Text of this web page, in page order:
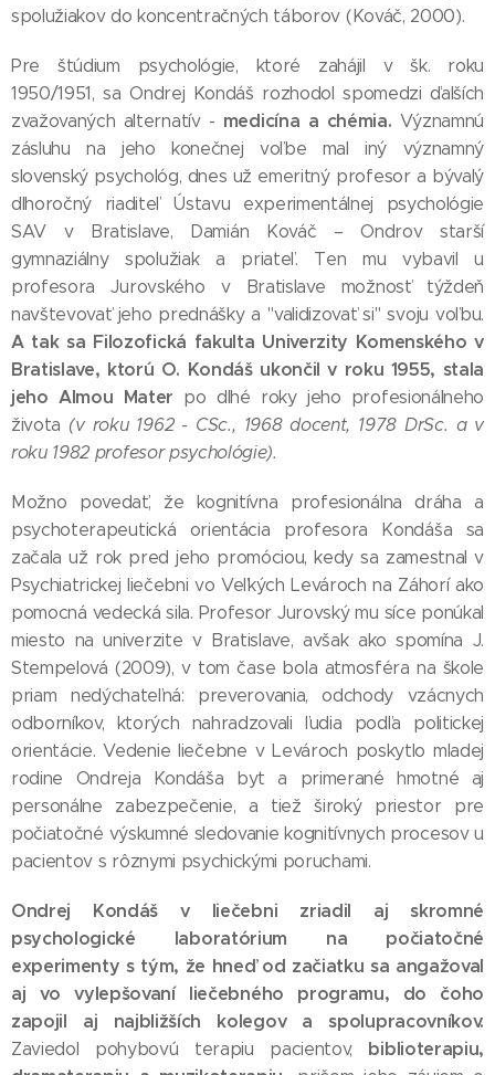
spolužiakov do koncentračných táborov (Kováč, 2000).
Pre štúdium psychológie, ktoré zahájil v šk. roku
1950/1951, sa Ondrej Kondáš rozhodol spomedzi ďalších
zvažovaných alternatív - medicína a chémia. Významnú
zásluhu na jeho konečnej voľbe mal iný významný
slovenský psychológ, dnes už emeritný profesor a bývalý
dlhoročný riaditeľ Ústavu experimentálnej psychológie
SAV v Bratislave, Damián Kováč – Ondrov starší
gymnaziálny spolužiak a priateľ. Ten mu vybavil u
profesora Jurovského v Bratislave možnosť týždeň
navštevovať jeho prednášky a "validizovať si" svoju voľbu.
A tak sa Filozofická fakulta Univerzity Komenského v
Bratislave, ktorú O. Kondáš ukončil v roku 1955, stala
jeho Almou Mater po dlhé roky jeho profesionálneho
života (v roku 1962 - CSc., 1968 docent, 1978 DrSc. a v
roku 1982 profesor psychológie).
Možno povedať, že kognitívna profesionálna dráha a
psychoterapeutická orientácia profesora Kondáša sa
začala už rok pred jeho promóciou, kedy sa zamestnal v
Psychiatrickej liečebni vo Veľkých Levároch na Záhorí ako
pomocná vedecká sila. Profesor Jurovský mu síce ponúkal
miesto na univerzite v Bratislave, avšak ako spomína J.
Stempelová (2009), v tom čase bola atmosféra na škole
priam nedýchateľná: preverovania, odchody vzácnych
odborníkov, ktorých nahradzovali ľudia podľa politickej
orientácie. Vedenie liečebne v Levároch poskytlo mladej
rodine Ondreja Kondáša byt a primerané hmotné aj
personálne zabezpečenie, a tiež široký priestor pre
počiatočné výskumné sledovanie kognitívnych procesov u
pacientov s rôznymi psychickými poruchami.
Ondrej Kondáš v liečebni zriadil aj skromné
psychologické laboratórium na počiatočné
experimenty s tým, že hneď od začiatku sa angažoval
aj vo vylepšovaní liečebného programu, do čoho
zapojil aj najbližších kolegov a spolupracovníkov.
Zaviedol pohybovú terapiu pacientov, biblioterapiu,